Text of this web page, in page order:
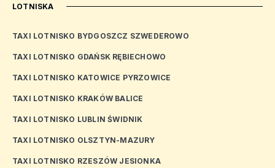
LOTNISKA
TAXI LOTNISKO BYDGOSZCZ SZWEDEROWO
TAXI LOTNISKO GDAŃSK RĘBIECHOWO
TAXI LOTNISKO KATOWICE PYRZOWICE
TAXI LOTNISKO KRAKÓW BALICE
TAXI LOTNISKO LUBLIN ŚWIDNIK
TAXI LOTNISKO OLSZTYN-MAZURY
TAXI LOTNISKO RZESZÓW JESIONKA